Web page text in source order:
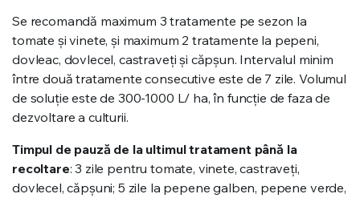
Se recomandă maximum 3 tratamente pe sezon la
tomate şi vinete, şi maximum 2 tratamente la pepeni,
dovleac, dovlecel, castraveţi şi căpşun. Intervalul minim
între două tratamente consecutive este de 7 zile. Volumul
de soluţie este de 300-1000 L/ ha, în funcţie de faza de
dezvoltare a culturii.
Timpul de pauză de la ultimul tratament până la
recoltare: 3 zile pentru tomate, vinete, castraveţi,
dovlecel, căpșuni; 5 zile la pepene galben, pepene verde,